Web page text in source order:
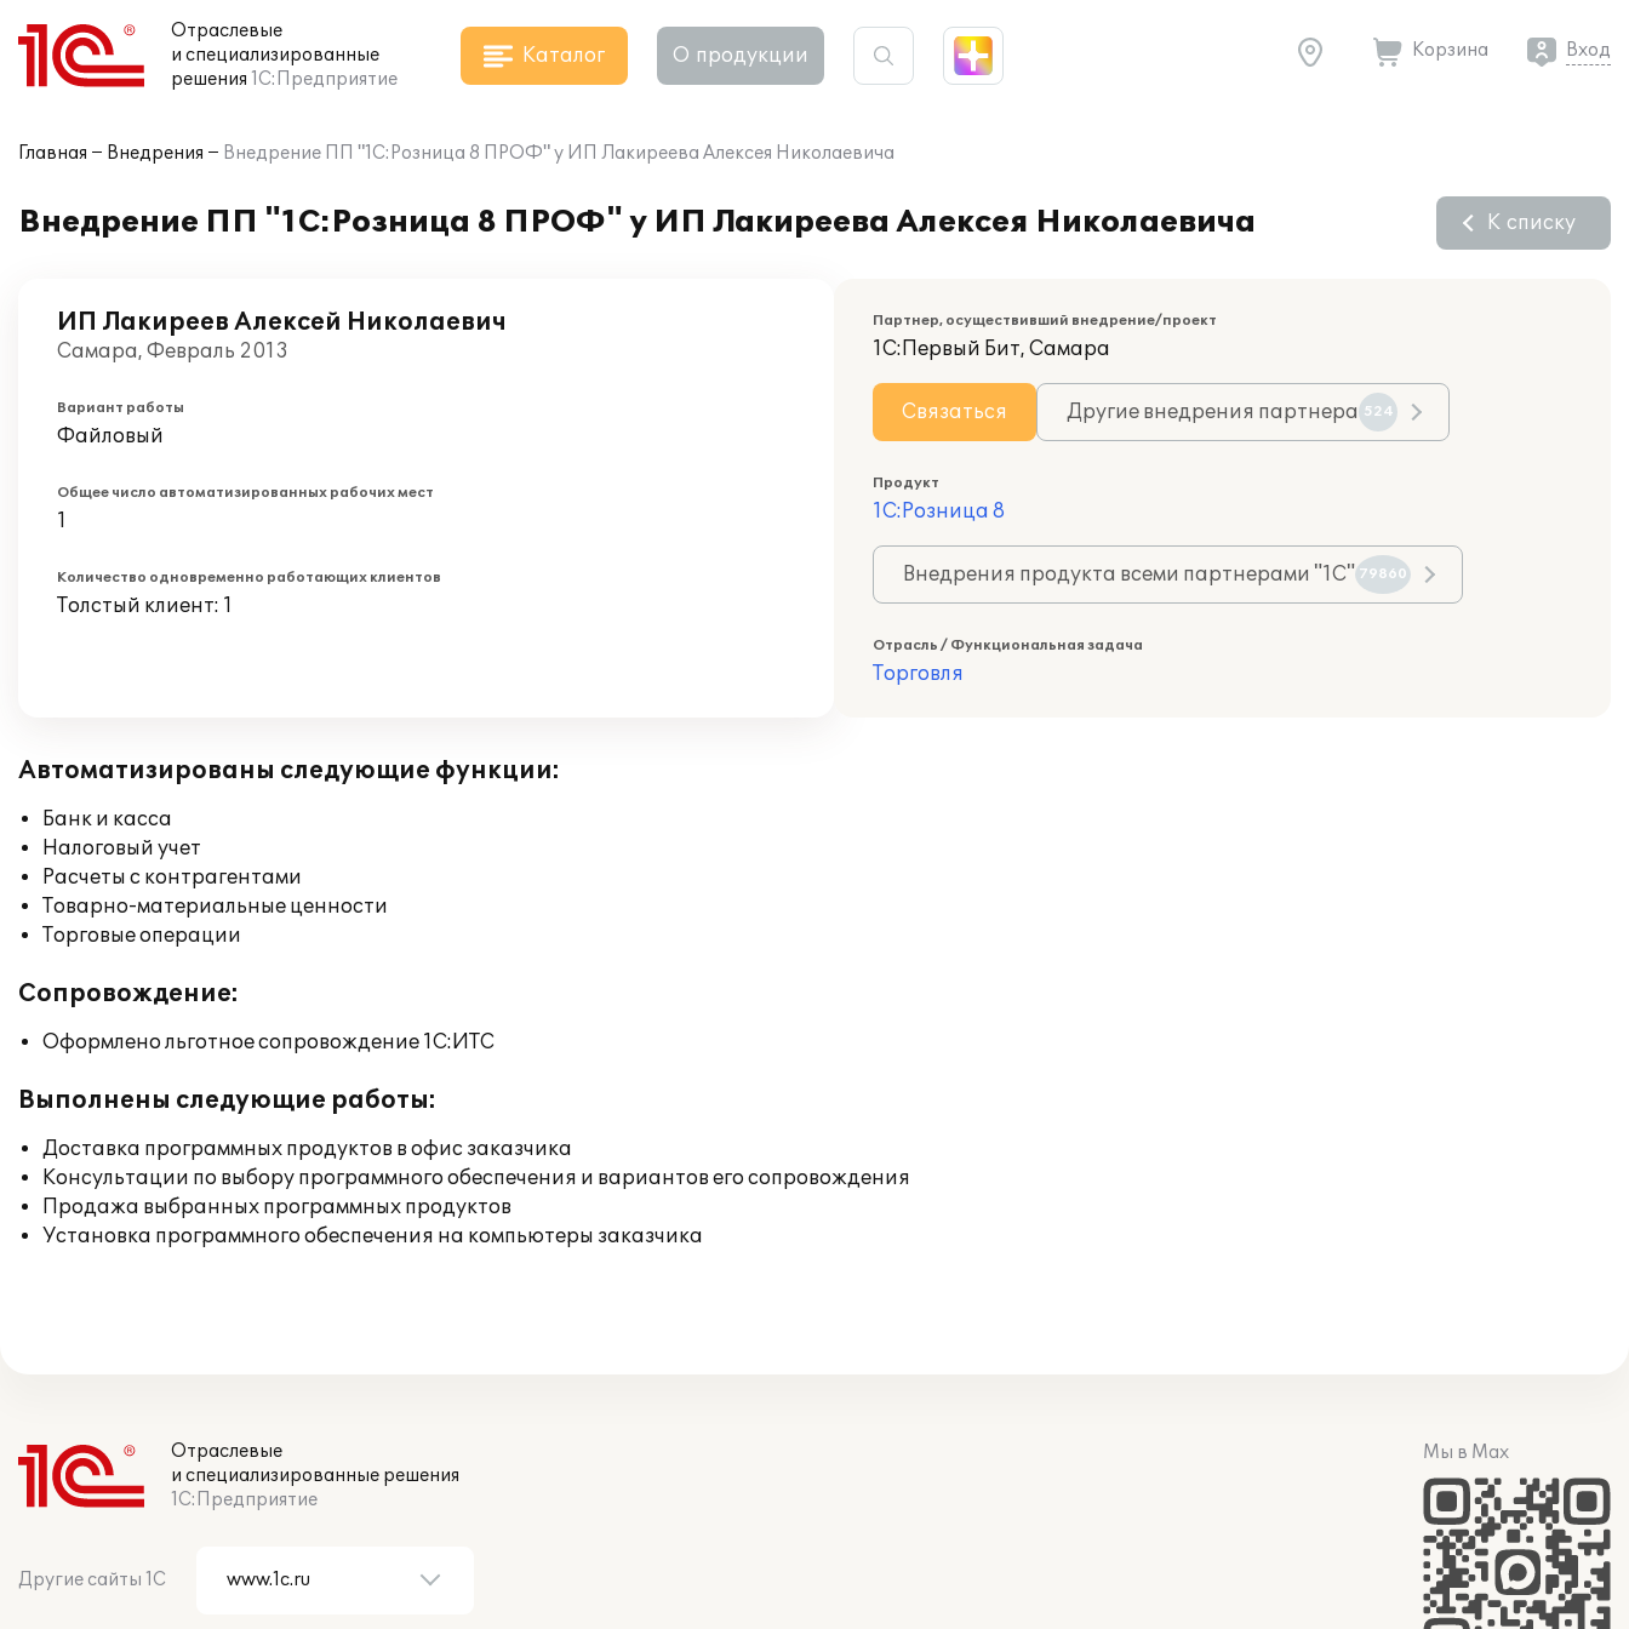
Отраслевые
и специализированные
решения 1С:Предприятие
Каталог О продукции Корзина Вход
Главная Внедрения Внедрение ПП "1С:Розница 8 ПРОФ" у ИП Лакиреева Алексея Николаевича
Внедрение ПП "1С:Розница 8 ПРОФ" у ИП Лакиреева Алексея Николаевича К списку
ИП Лакиреев Алексей Николаевич
Самара, Февраль 2013
Вариант работы
Файловый
Общее число автоматизированных рабочих мест
1
Количество одновременно работающих клиентов
Толстый клиент: 1
Партнер, осуществивший внедрение/проект
1С:Первый Бит, Самара
Связаться Другие внедрения партнера 524
Продукт
1С:Розница 8
Внедрения продукта всеми партнерами "1С" 79860
Отрасль / Функциональная задача
Торговля
Автоматизированы следующие функции:
Банк и касса
Налоговый учет
Расчеты с контрагентами
Товарно-материальные ценности
Торговые операции
Сопровождение:
Оформлено льготное сопровождение 1С:ИТС
Выполнены следующие работы:
Доставка программных продуктов в офис заказчика
Консультации по выбору программного обеспечения и вариантов его сопровождения
Продажа выбранных программных продуктов
Установка программного обеспечения на компьютеры заказчика
Отраслевые
и специализированные решения
1С:Предприятие
Другие сайты 1С
Мы в Max